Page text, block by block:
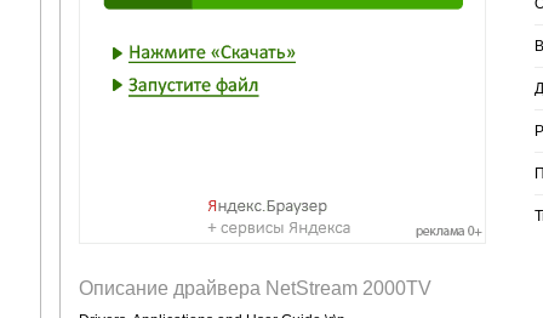
Описание драйвера NetStream 2000TV